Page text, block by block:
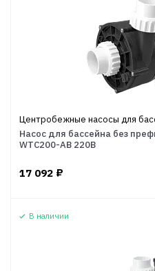
Центробежные насосы для
Насос для бассейна без
WTC200-AB 220В
17 092 ₽
В наличии